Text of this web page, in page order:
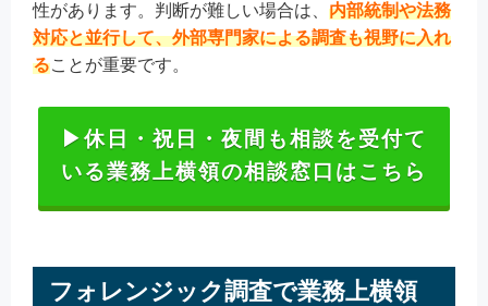
性があります。判断が難しい場合は、 内部統制や法務
対応と並行して、外部専門家による調査も視野に入れ
ることが重要です。
▶休日・祝日・夜間も相談を受付て
いる業務上横領の相談窓口はこちら
フォレンジック調査で業務上横領